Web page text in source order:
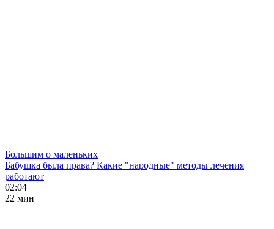
Большим о маленьких
Бабушка была права? Какие "народные" методы лечения
работают
02:04
22 мин